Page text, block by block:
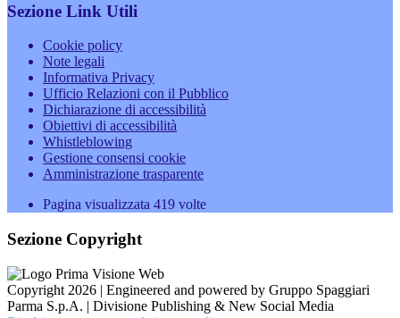
Sezione Link Utili
Cookie policy
Note legali
Informativa Privacy
Ufficio Relazioni con il Pubblico
Dichiarazione di accessibilità
Obiettivi di accessibilità
Whistleblowing
Gestione consensi cookie
Amministrazione trasparente
Pagina visualizzata 419 volte
Sezione Copyright
Copyright 2026 | Engineered and powered by Gruppo Spaggiari
Parma S.p.A. | Divisione Publishing & New Social Media